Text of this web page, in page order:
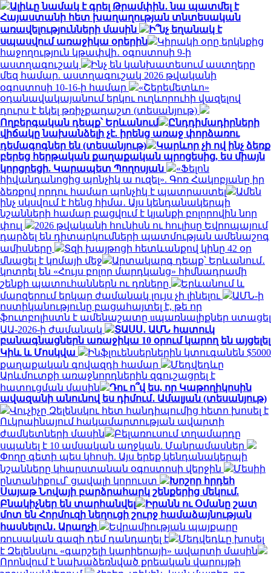
Ալիևը նամակ է գրել Թրամփին․ նա պատմել է
Հայաստանի հետ խաղաղության տնտեսական
առավելությունների մասին
Ի՞նչ եղանակ է
սպասվում առաջիկա օրերին
Կիրակի օրը երկնքից
հաջողություն կթափվի․ օգոստոսի 9-ի
աստղագուշակ
Ինչ են կանխատեսում աստղերը
մեզ համար. աստղագուշակ 2026 թվականի
օգոստոսի 10-16-ի համար
«Շերեմետևո»
օդանավակայանում երկու ուղևորուհի վազելով
դուրս է եկել թռիչքադաշտ (տեսանյութ)
Ողբերգական դեպք՝ Երևանում
Ընդդիմադիրների
վիճակը նախանձելի չէ. իրենց առաջ փորձառու
դեմագոգներ են (տեսանյութ)
Կարևոր չի ով ինչ ձեռք
բերեց հերթական քաղաքական պրոցեսից, ես միայն
կորցրեցի. Կարապետ Պողոսյան
«Ֆելոն
հիվանդանոցից պոնչիկ ա ուզել». Գոռ Հակոբյանը իր
ձեռքով որդու համար պոնչիկ է պատրաստել
Ամեն
ինչ սկսվում է հենց հիմա․ Այս կենդանակերպի
նշանների համար բացվում է կյանքի բոլորովին նոր
փուլ
2026 թվականի հունիսն ու հուլիսը Եվրոպայում
դարձել են դիտարկումների պատմության ամենաշոգ
ամիսները
Տզի խայթոցի հետևանքով կինը 42 օր
մնացել է կոմայի մեջ
Արտակարգ դեպք՝ Երևանում․
կոտրել են «Հույս բոլոր մարդկանց» հիմնադրամի
շենքի պատուհաններն ու դռները
Երևանում և
մարզերում երկար ժամանակ լույս չի լինելու
ԱՄՆ-ի
ոստիկանությունը բացահայտել է, թե որ
ֆուտբոլիստն է ամենաշատը uպառնալիքներ ստացել
ԱԱ-2026-ի ժամանակ
ՏԱՍՍ․ ԱՄՆ հատուկ
բանագնացներն առաջիկա 10 օրում կարող են այցելել
Կիև և Մոսկվա
Ինֆլուենսերներին կտուգանեն $5000
քաղաքական գովազդի համար
Մեդվեդևը
Արևմուտքի առաջնորդներին զգուշացրել է
հատուցման մասին
Դու ո՞վ ես, որ Կաթողիկոսին
ավազանի անունով ես դիմում․ Ամալյան (տեսանյութ)
Վուչիչը Զելենսկու հետ հանդիպումից հետո խոսել է
Ուկրաինայում հակամարտության ավարտի
ժամկետների մասին
Բելառուսում տղամարդը
սպանել է 10 ամսական աղջկան. Մանրամասներ
Փողը գետի պես կհոսի. Այս երեք կենդանակերպի
նշանները կհարստանան օգոստոսի վերջին
Մեսիի
ընտանիքում՝ ցավալի կորուստ
Խոշոր հրդեհ
Սայաթ Նովայի բարձրահարկ շենքերից մեկում.
Բնակիչներ են տարհանվել
Իրանն ու Օմանը շատ
մոտ են Հորմուզի նեղուցի շուրջ համաձայնության
հասնելուն․ Արաղչի
Եվրամիության պայքարը
ռուսական գազի դեմ դանդաղել է
Մեդվեդևը խոսել
է Զելենսկու «գարշելի կարիերայի» ավարտի մասին
Որոնվում է նախաձեռնված քրեական վարույթի